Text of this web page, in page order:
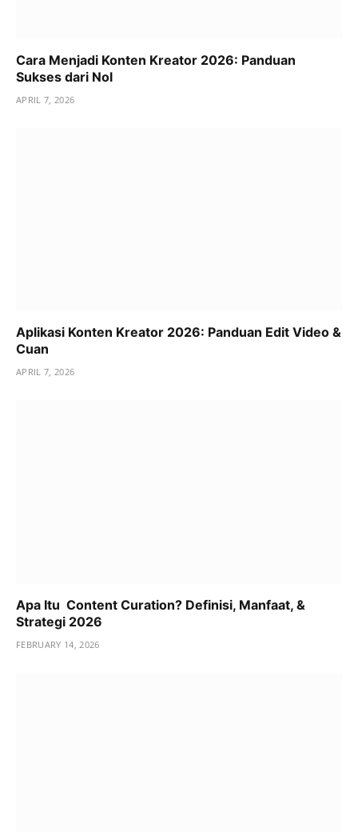
Cara Menjadi Konten Kreator 2026: Panduan
Sukses dari Nol
APRIL 7, 2026
Aplikasi Konten Kreator 2026: Panduan Edit Video &
Cuan
APRIL 7, 2026
Apa Itu Content Curation? Definisi, Manfaat, &
Strategi 2026
FEBRUARY 14, 2026